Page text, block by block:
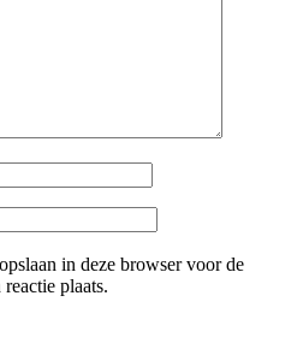
in deze browser voor de
plaats.